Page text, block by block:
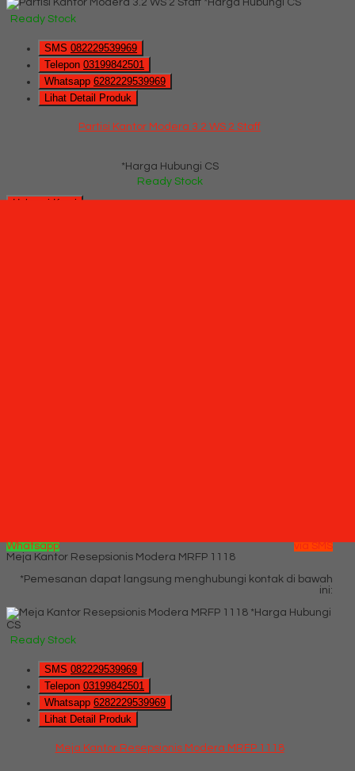
*Harga Hubungi CS
Ready Stock
SMS 082229539969
Telepon 03199842501
Whatsapp 6282229539969
Lihat Detail Produk
Partisi Kantor Modera 3.2 WS 2 Staff
*Harga Hubungi CS
Ready Stock
Hubungi Kami
Whatsapp
via SMS
Meja Kantor Resepsionis Modera MRFP 1118
*Pemesanan dapat langsung menghubungi kontak di bawah
ini:
*Harga Hubungi
CS
Ready Stock
SMS 082229539969
Telepon 03199842501
Whatsapp 6282229539969
Lihat Detail Produk
Meja Kantor Resepsionis Modera MRFP 1118